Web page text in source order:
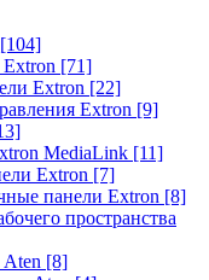
[104]
[71]
Extron [22]
Extron [9]
MediaLink [11]
Extron [7]
панели Extron [8]
пространства
[8]